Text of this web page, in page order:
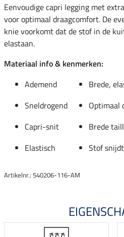
Eenvoudige capri legging met
voor optimaal draagcomfort. De
knie voorkomt dat de stof in de
elastaan.
Materiaal info & kenmerken:
Ademend
Brede,
Sneldrogend
Optimaal
Capri-snit
Brede
Elastisch
Stof
Artikelnr.: 540206-116-AM